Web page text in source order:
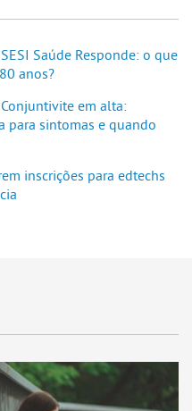
SESI Saúde Responde: o que
anos?
Conjuntivite em alta:
para sintomas e quando
inscrições para edtechs